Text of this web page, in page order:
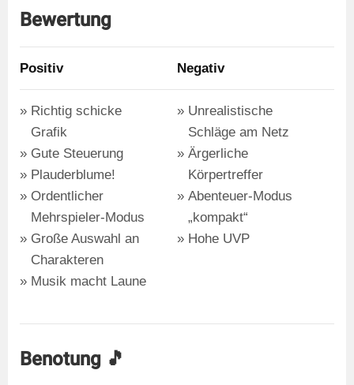
Bewertung
Positiv Negativ
Richtig schicke
Grafik
Gute Steuerung
Plauderblume!
Ordentlicher
Mehrspieler-Modus
Große Auswahl an
Charakteren
Musik macht Laune
Unrealistische
Schläge am Netz
Ärgerliche
Körpertreffer
Abenteuer-Modus
„kompakt“
Hohe UVP
Benotung 🎵